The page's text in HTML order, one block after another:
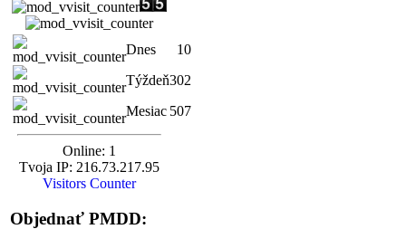
Dnes
10
Týždeň302
Mesiac 507
Online: 1
Tvoja IP: 216.73.217.95
Visitors Counter
Objednať PMDD: